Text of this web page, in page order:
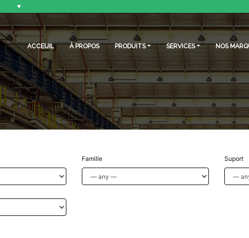
ACCEUIL À PROPOS PRODUITS SERVICES NOS
Famille Suport